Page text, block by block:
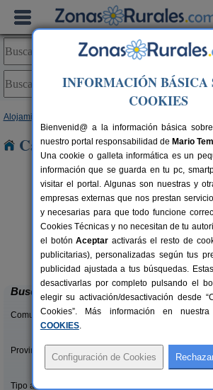
Alojamientos
Casas Rurales cerca de
Casa Rural El Rincón de Gredos
Navaluenga (Ávila)
Buscar
Comunidades:
Provincias/Islas:
Tipo alquiler:
INFORMACIÓN BÁSICA
COOKIES
Bienvenid@ a la información básica
nuestro portal responsabilidad de Mario
Una cookie o galleta informática es un
información que se guarda en tu pc,
visitar el portal. Algunas son nuestras y
empresas externas que nos prestan
y necesarias para que todo funcione
Cookies Técnicas y no necesitan de tu
el botónAceptar activarás el resto de
publicitarias), personalizadas según tus
publicidad ajustada a tus búsquedas.
desactivarlas por completo pulsando el
elegir su activación/desactivación desde
Cookies”. Más información en nuestra
COOKIES.